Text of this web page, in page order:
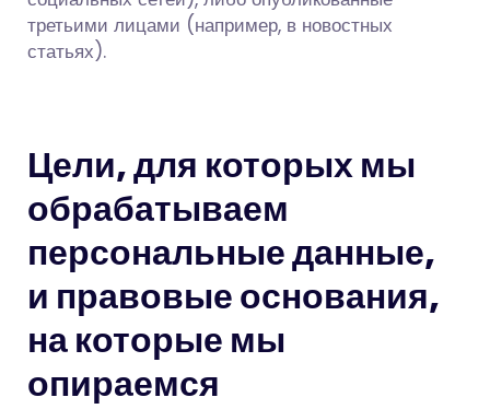
третьими лицами (например, в новостных
статьях).
Цели, для которых мы
обрабатываем
персональные данные,
и правовые основания,
на которые мы
опираемся